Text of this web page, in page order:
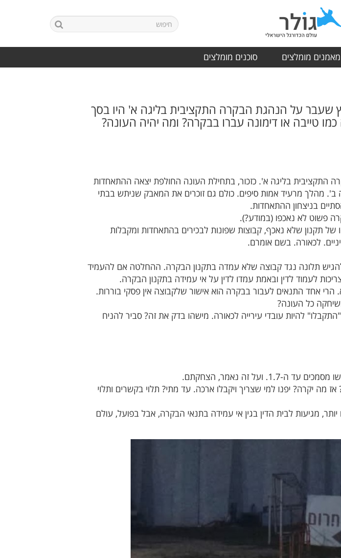
מאמנים מומלצים סוכנים מומלצים
שעבר על הנהגת הבקרה התקציבית בליגה א' היו בסך
טייבה או דימונה עברו בבקרה? ומה יהיה העונה?
בליגה א'. כזכור, בתחילת העונה החולפת יצאה ההתאחדות
מהלך מרעיד אמות סיפים. כולם גם זוכרים את המאבק שניתש בבתי
בניצחון ההתאחדות.
פשוט לא נאכפו (במודע?).
תקנון שלא נאכף, קבוצות שפונות לבכירים בהתאחדות ומקבלות
לכאורה. בשם אומרם.
להגיש תלונה נגד קבוצה שלא עמדה בתקנון הבקרה. ההחלטה אם להעמיד
לעמוד לדין ובאמת עמדו לדין על אי עמידה בתקנון הבקרה.
הרי אחד התנאים לעבור בבקרה הוא אישור שלקבוצה אין פסקי בוררות.
כל העונה?
להיות עובדי עירייה לכאורה. מישהו בדק את זה? סביר להניח
זה נאמר, הצחקתם.
יקרה? יפנו למי שצריך ויקבלו ארכה. עד מתי? תלוי בקשרים ותלוי
מגיעות לבית הדין בגין אי עמידה בתנאי הבקרה, אבל בפועל, עולם